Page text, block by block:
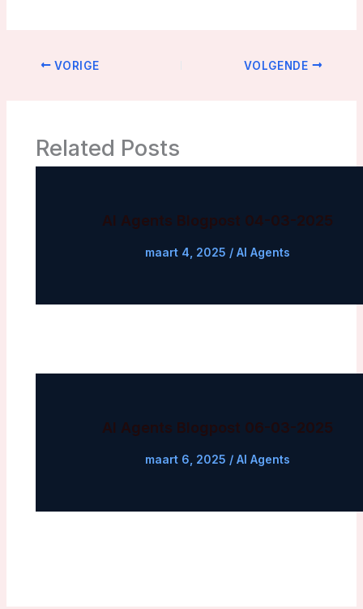
VORIGE VOLGENDE
Related Posts
AI Agents Blogpost 04-03-2025
maart 4, 2025 / AI Agents
AI Agents Blogpost 06-03-2025
maart 6, 2025 / AI Agents